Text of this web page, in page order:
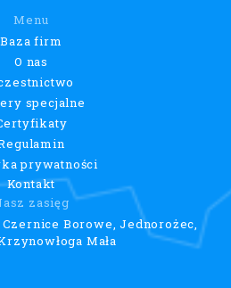
Menu
Baza firm
O nas
specjalne
prywatności
Kontakt
zasięg
Borowe, Jednorożec,
Mała